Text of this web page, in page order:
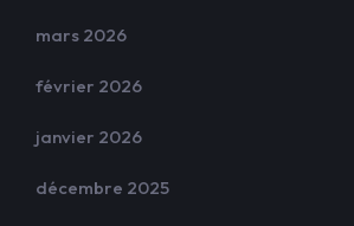
mars 2026
février 2026
janvier 2026
décembre 2025